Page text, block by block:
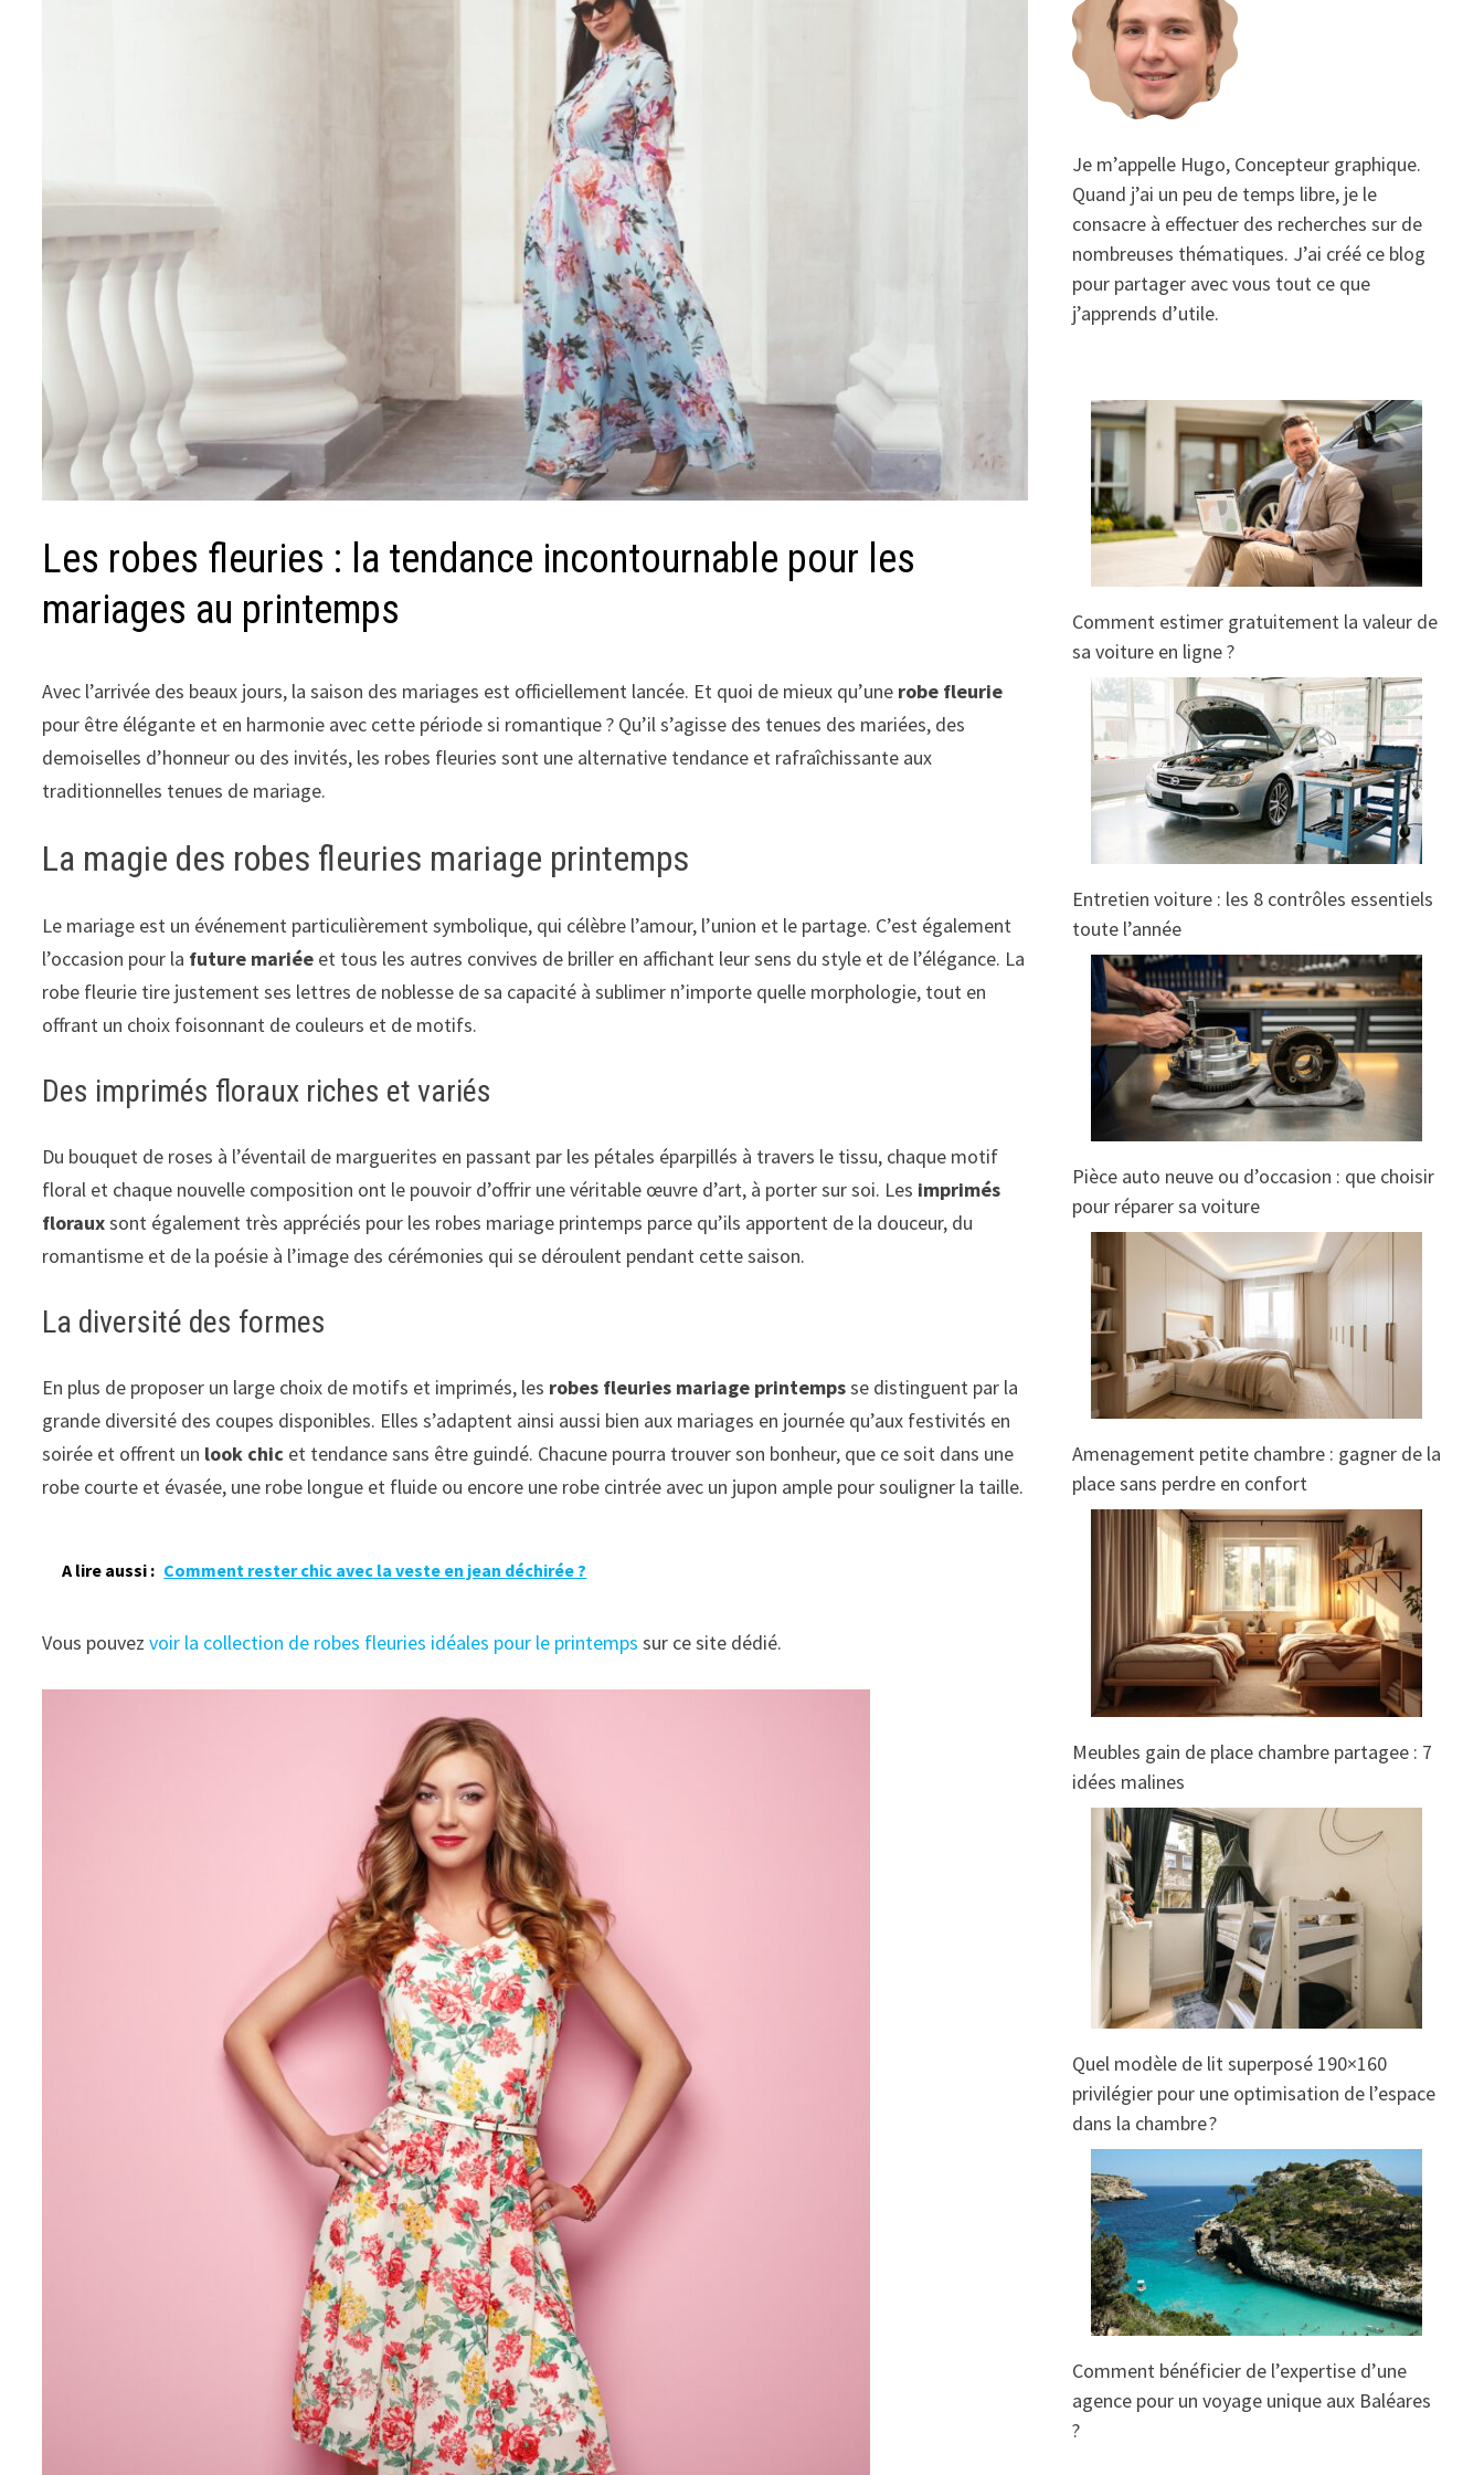
Les robes fleuries : la tendance incontournable pour les
mariages au printemps
Avec l’arrivée des beaux jours, la saison des mariages est officiellement lancée. Et quoi de mieux qu’une robe fleurie
pour être élégante et en harmonie avec cette période si romantique ? Qu’il s’agisse des tenues des mariées, des
demoiselles d’honneur ou des invités, les robes fleuries sont une alternative tendance et rafraîchissante aux
traditionnelles tenues de mariage.
La magie des robes fleuries mariage printemps
Le mariage est un événement particulièrement symbolique, qui célèbre l’amour, l’union et le partage. C’est également
l’occasion pour la future mariée et tous les autres convives de briller en affichant leur sens du style et de l’élégance. La
robe fleurie tire justement ses lettres de noblesse de sa capacité à sublimer n’importe quelle morphologie, tout en
offrant un choix foisonnant de couleurs et de motifs.
Des imprimés floraux riches et variés
Du bouquet de roses à l’éventail de marguerites en passant par les pétales éparpillés à travers le tissu, chaque motif
floral et chaque nouvelle composition ont le pouvoir d’offrir une véritable œuvre d’art, à porter sur soi. Les imprimés
florauxsont également très appréciés pour les robes mariage printemps parce qu’ils apportent de la douceur, du
romantisme et de la poésie à l’image des cérémonies qui se déroulent pendant cette saison.
La diversité des formes
En plus de proposer un large choix de motifs et imprimés, les robes fleuries mariage printempsse distinguent par la
grande diversité des coupes disponibles. Elles s’adaptent ainsi aussi bien aux mariages en journée qu’aux festivités en
soirée et offrent un look chic et tendance sans être guindé. Chacune pourra trouver son bonheur, que ce soit dans une
robe courte et évasée, une robe longue et fluide ou encore une robe cintrée avec un jupon ample pour souligner la taille.
A lire aussi : Comment rester chic avec la veste en jean déchirée ?
Vous pouvezvoir la collection de robes fleuries idéales pour le printemps sur ce site dédié.
Je m’appelle Hugo, Concepteur graphique.
Quand j’ai un peu de temps libre, je le
consacre à effectuer des recherches sur de
nombreuses thématiques. J’ai créé ce blog
pour partager avec vous tout ce que
j’apprends d’utile.
Comment estimer gratuitement la valeur de
sa voiture en ligne ?
Entretien voiture : les 8 contrôles essentiels
toute l’année
Pièce auto neuve ou d’occasion : que choisir
pour réparer sa voiture
Amenagement petite chambre : gagner de la
place sans perdre en confort
Meubles gain de place chambre partagee : 7
idées malines
Quel modèle de lit superposé 190×160
privilégier pour une optimisation de l’espace
dans la chambre ?
Comment bénéficier de l’expertise d’une
agence pour un voyage unique aux Baléares
?